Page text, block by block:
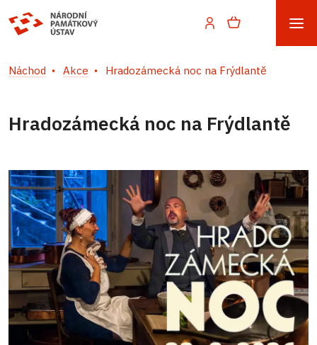
Náchod Akce Hradozámecká noc na Frýdlantě
Hradozámecká noc na Frýdlantě